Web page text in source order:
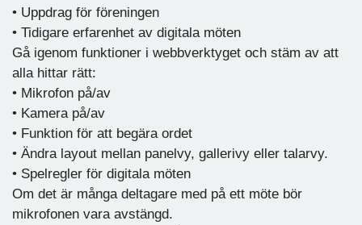
• Uppdrag för föreningen
• Tidigare erfarenhet av digitala möten
Gå igenom funktioner i webbverktyget och stäm av att
alla hittar rätt:
• Mikrofon på/av
• Kamera på/av
• Funktion för att begära ordet
• Ändra layout mellan panelvy, gallerivy eller talarvy.
• Spelregler för digitala möten
Om det är många deltagare med på ett möte bör
mikrofonen vara avstängd.